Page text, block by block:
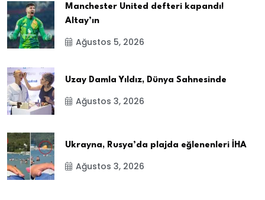
Manchester United defteri kapandı!
Altay’ın
Ağustos 5, 2026
Uzay Damla Yıldız, Dünya Sahnesinde
Ağustos 3, 2026
Ukrayna, Rusya’da plajda eğlenenleri İHA
Ağustos 3, 2026